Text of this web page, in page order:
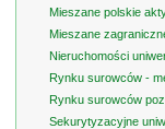
Mieszane polskie
Mieszane
Nieruchomości
Rynku surowców -
Rynku surowców
Sekurytyzacyjne